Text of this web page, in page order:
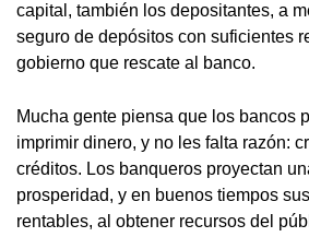
capital, también los depositantes, a
seguro de depósitos con suficientes
gobierno que rescate al banco.
Mucha gente piensa que los bancos
imprimir dinero, y no les falta razón:
créditos. Los banqueros proyectan
prosperidad, y en buenos tiempos
rentables, al obtener recursos del